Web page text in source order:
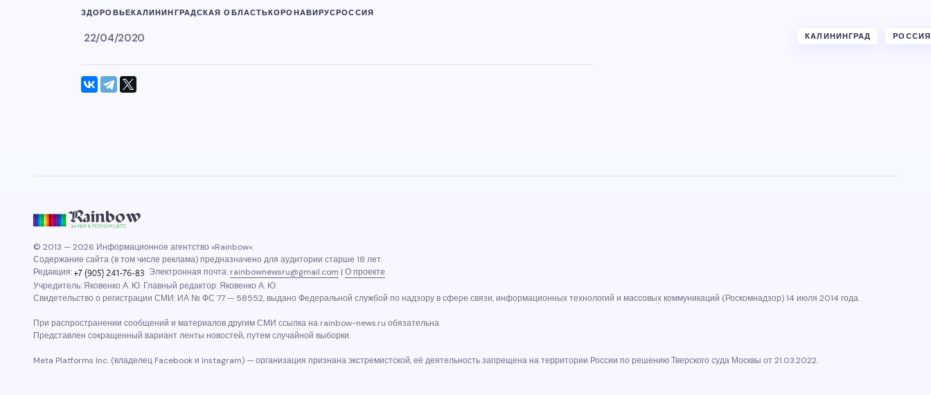
ЗДОРОВЬЕКАЛИНИНГРАДСКАЯ ОБЛАСТЬКОРОНАВИРУСРОССИЯ
22/04/2020 КАЛИНИНГРАД РОССИЯ
© 2013 — 2026 Информационное агентство «Rainbow».
Содержание сайта (в том числе реклама) предназначено для аудитории старше 18 лет.
Редакция:
Электронная почта: rainbownewsru@gmail.com | О проекте
Учредитель: Яковенко А. Ю. Главный редактор: Яковенко А. Ю.
Свидетельство о регистрации СМИ: ИА № ФС 77 — 58552, выдано Федеральной службой по надзору в сфере связи, информационных технологий и массовых коммуникаций (Роскомнадзор) 14 июля 2014 года.
При распространении сообщений и материалов другим СМИ ссылка на rainbow-news.ru обязательна.
Представлен сокращенный вариант ленты новостей, путем случайной выборки.
Meta Platforms Inc. (владелец Facebook и Instagram) — организация признана экстремистской, её деятельность запрещена на территории России по решению Тверского суда Москвы от 21.03.2022.